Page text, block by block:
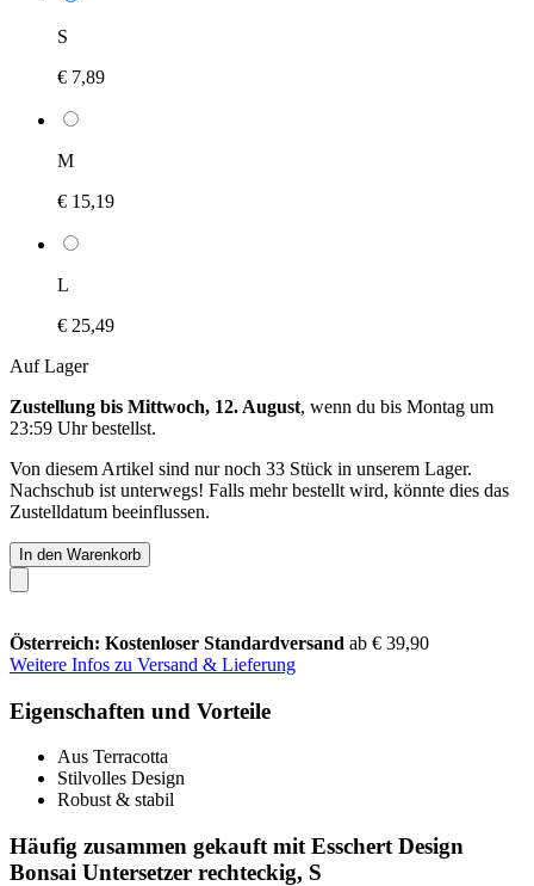
S
€ 7,89
M
€ 15,19
L
€ 25,49
Auf Lager
Zustellung bis Mittwoch, 12. August, wenn du bis Montag um
23:59 Uhrbestellst.
Von diesem Artikel sind nur noch 33 Stück in unserem Lager.
Nachschub ist unterwegs! Falls mehr bestellt wird, könnte dies das
Zustelldatum beeinflussen.
In den Warenkorb
Österreich: Kostenloser Standardversand ab € 39,90
Weitere Infos zu Versand & Lieferung
Eigenschaften und Vorteile
Aus Terracotta
Stilvolles Design
Robust & stabil
Häufig zusammen gekauft mit Esschert Design
Bonsai Untersetzer rechteckig, S